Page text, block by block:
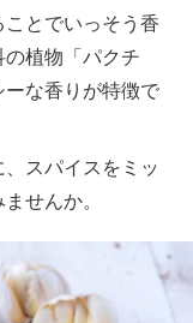
とでいっそう香
植物「パクチ
な香りが特徴で
スパイスをミッ
せんか。